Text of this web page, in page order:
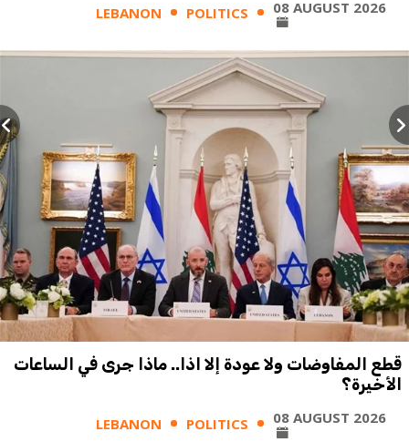
LEBANON POLITICS 08 AUGUST 2026
قطع المفاوضات ولا عودة إلا اذا.. ماذا جرى في الساعات
الأخيرة؟
LEBANON POLITICS 08 AUGUST 2026